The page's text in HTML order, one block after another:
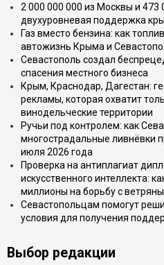
2 000 000 000 из Москвы и
двухуровневая поддержка
Газ вместо бензина: как
автожизнь Крыма и
Севастополь создал
спасения местного бизнеса
Крым, Краснодар, Дагестан:
рекламы, которая охватит
винодельческие территории
Ручьи под контролем: как
многострадальные ливнёвки
июля 2026 года
Проверка на антиплагиат
искусственного интеллекта:
миллионы на борьбу с
Севастопольцам помогут
условия для получения
Выбор редакции